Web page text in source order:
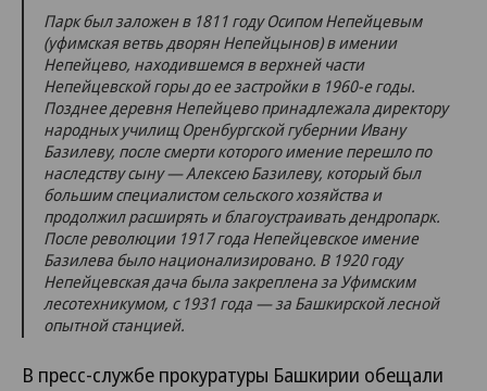
Парк был заложен в 1811 году Осипом Непейцевым
(уфимская ветвь дворян Непейцынов) в имении
Непейцево, находившемся в верхней части
Непейцевской горы до ее застройки в 1960-е годы.
Позднее деревня Непейцево принадлежала директору
народных училищ Оренбургской губернии Ивану
Базилеву, после смерти которого имение перешло по
наследству сыну — Алексею Базилеву, который был
большим специалистом сельского хозяйства и
продолжил расширять и благоустраивать дендропарк.
После революции 1917 года Непейцевское имение
Базилева было национализировано. В 1920 году
Непейцевская дача была закреплена за Уфимским
лесотехникумом, с 1931 года — за Башкирской лесной
опытной станцией.
В пресс-службе прокуратуры Башкирии обещали